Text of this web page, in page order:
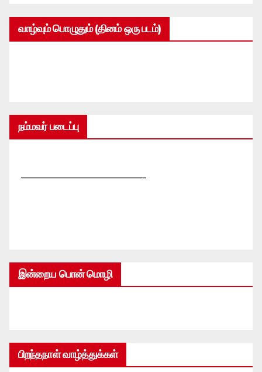
வாழ்வும் பொழுதும் (தினம் ஒரு படம்)
நம்மவர் படைப்பு
—————————————-
இன்றைய பொன் மொழி
பிறந்தநாள் வாழ்த்துக்கள்